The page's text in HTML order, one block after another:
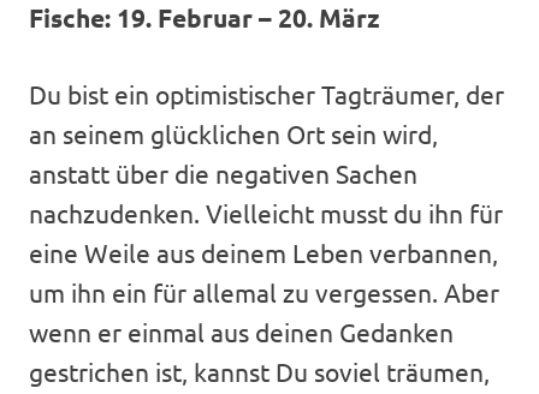
Fische: 19. Februar – 20. März
Du bist ein optimistischer Tagträumer, der
an seinem glücklichen Ort sein wird,
anstatt über die negativen Sachen
nachzudenken. Vielleicht musst du ihn für
eine Weile aus deinem Leben verbannen,
um ihn ein für allemal zu vergessen. Aber
wenn er einmal aus deinen Gedanken
gestrichen ist, kannst Du soviel träumen,